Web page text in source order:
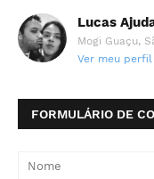
Lucas
Mogi Guaçu,
Ver meu
FORMULÁRIO DE